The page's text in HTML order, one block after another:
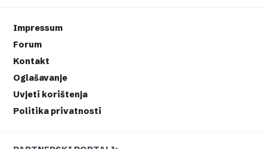
Impressum
Forum
Kontakt
Oglašavanje
Uvjeti korištenja
Politika privatnosti